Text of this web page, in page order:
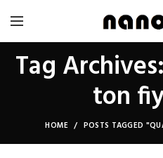
Tag
ton
HOME POSTS TAGGED